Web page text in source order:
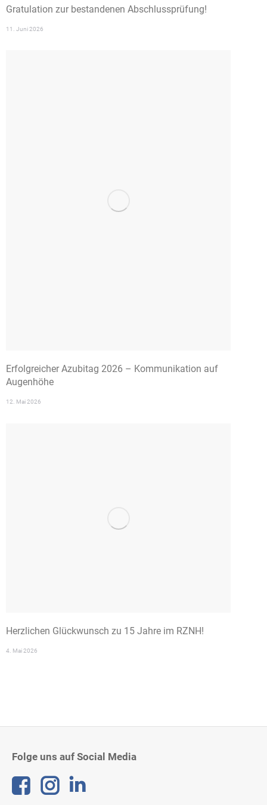
Gratulation zur bestandenen Abschlussprüfung!
11. Juni 2026
Erfolgreicher Azubitag 2026 – Kommunikation auf
Augenhöhe
12. Mai 2026
Herzlichen Glückwunsch zu 15 Jahre im RZNH!
4. Mai 2026
Folge uns auf Social Media
Linkedin